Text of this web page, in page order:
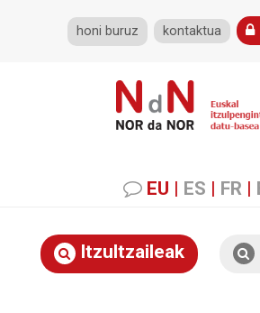
honi buruz kontaktua
EU | ES | FR |
Itzultzaileak